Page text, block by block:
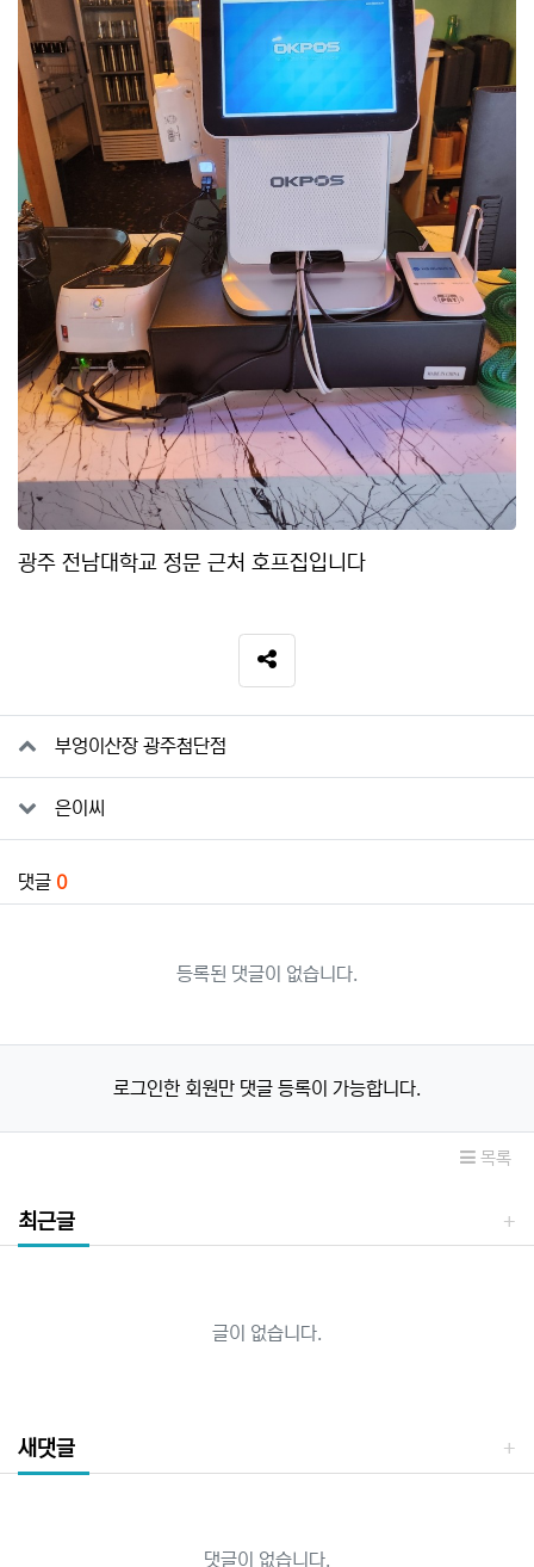
광주 전남대학교 정문 근처 호프집입니다
SNS 공유
관련자료부엉이산장 광주첨단점
은이씨
댓글 0
등록된 댓글이 없습니다.
로그인한 회원만 댓글 등록이 가능합니다.
목록
최근글
글이 없습니다.
새댓글
댓글이 없습니다.